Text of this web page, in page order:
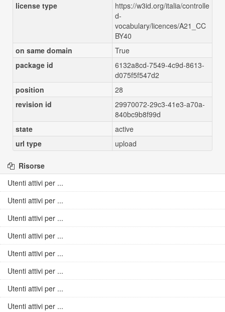
license type
https://w3id.org/italia/controlle
d-
vocabulary/licences/A21_CC
BY40
on same domain
True
package id
6132a8cd-7549-4c9d-8613-
d075f5f547d2
position
28
revision id
29970072-29c3-41e3-a70a-
840bc9b8f99d
state
active
url type
upload
Risorse
Utenti attivi per ...
Utenti attivi per ...
Utenti attivi per ...
Utenti attivi per ...
Utenti attivi per ...
Utenti attivi per ...
Utenti attivi per ...
Utenti attivi per ...